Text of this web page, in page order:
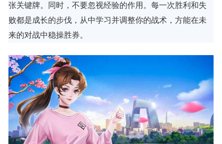
张关键牌。同时，不要忽视经验的作用。每一次胜利和失
败都是成长的步伐，从中学习并调整你的战术，方能在未
来的对战中稳操胜券。